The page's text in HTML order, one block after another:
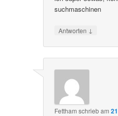
suchmaschinen
Antworten ↓
Fettham schriebam